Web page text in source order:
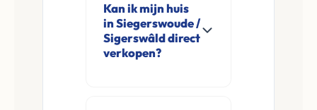
Kan ik mijn huis
in Siegerswoude /
Sigerswâld direct
verkopen?